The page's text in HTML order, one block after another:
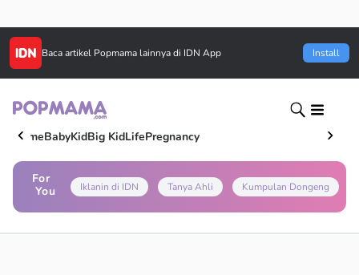
Baca artikel Popmama lainnya di IDN App Install
HomeBabyKidBig KidLifePregnancy
For
You
Iklanin di IDN Tanya Ahli Kumpulan Dongeng